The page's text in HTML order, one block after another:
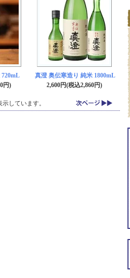
720mL
円)
真澄 奥伝寒造り 純米 1800mL
2,600円(税込2,860円)
しています。